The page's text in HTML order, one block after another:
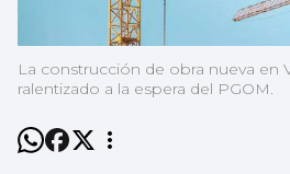
La construcción de obra nueva en
ralentizado a la espera del PGOM.